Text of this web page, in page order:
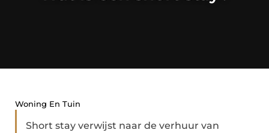
Woning En Tuin
Short stay verwijst naar de verhuur van